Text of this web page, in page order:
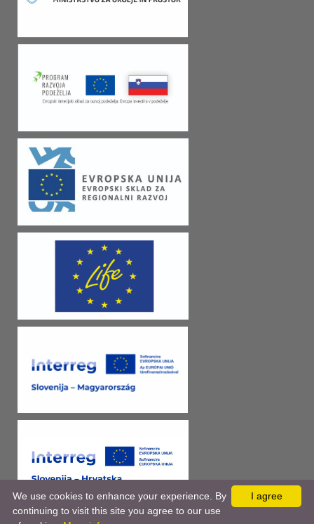
I agree
We use cookies to enhance your experience. By
continuing to visit this site you agree to our use